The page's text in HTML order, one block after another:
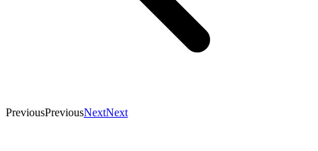
PreviousPreviousNextNext